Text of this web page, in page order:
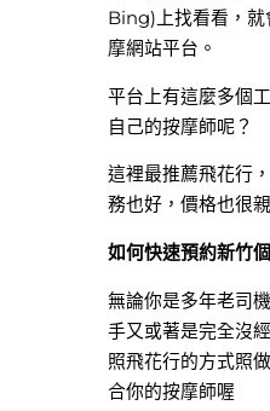
Bing)上找看看，就
摩網站平台。
平台上有這麼多個
自己的按摩師呢？
這裡最推薦飛花行
務也好，價格也很親
如何快速預約新竹
無論你是多年老司
手又或著是完全沒
照飛花行的方式照
合你的按摩師喔